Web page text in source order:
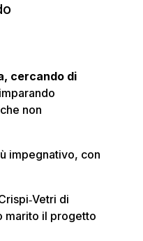
cercando di
non
impegnativo, con
di
marito il progetto